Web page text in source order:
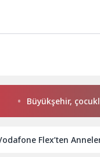
çocukları
Flex’ten